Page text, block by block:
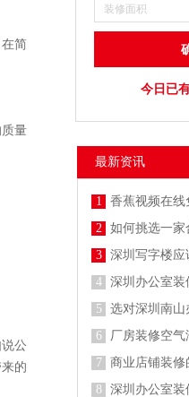
简
量
公
的
今日已
最新资讯
1
香蕉视频在线免
2
如何挑选一家
3
深圳写字楼应
4
深圳办公室装
5
选对深圳南
6
厂房装修空
7
商业店铺装修
8
深圳办公室